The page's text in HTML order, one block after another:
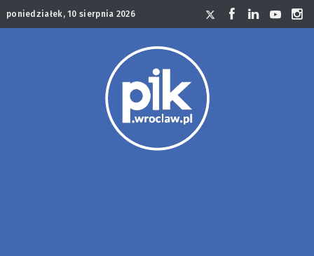
poniedziałek, 10 sierpnia 2026